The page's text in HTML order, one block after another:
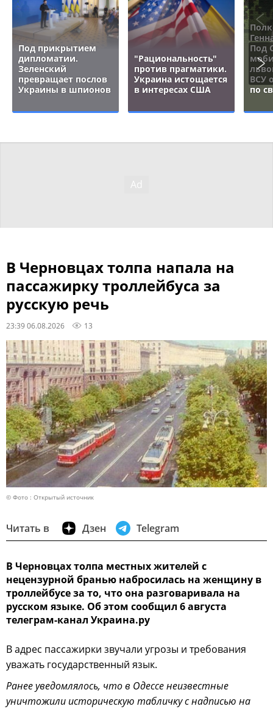
Под прикрытием
дипломатии.
Зеленский
превращает послов
Украины в шпионов
"Рациональность"
против прагматики.
Украина истощается
в интересах США
Под
ВСУ
по
В Черновцах толпа напала на
пассажирку троллейбуса за
русскую речь
23:39 06.08.2026 13
© Фото : Открытый источник
Читать в Дзен Telegram
В Черновцах толпа местных жителей с
нецензурной бранью набросилась на женщину в
троллейбусе за то, что она разговаривала на
русском языке. Об этом сообщил 6 августа
телеграм-канал Украина.ру
В адрес пассажирки звучали угрозы и требования
уважать государственный язык.
Ранее уведомлялось, что в Одессе неизвестные
уничтожили историческую табличку с надписью на